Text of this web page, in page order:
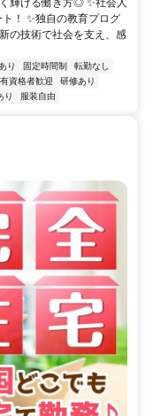
輝ける働き方◎ ✨社会人
！ ✨独自の教育プログ
の技術で社会を支え、感
り 固定時間制
転勤なし
有資格者歓迎
研修あり
り 服装自由